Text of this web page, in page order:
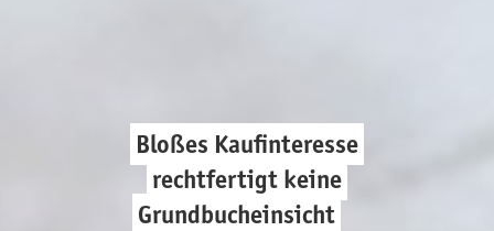
Bloßes Kaufinteresse
rechtfertigt keine
Grundbucheinsicht